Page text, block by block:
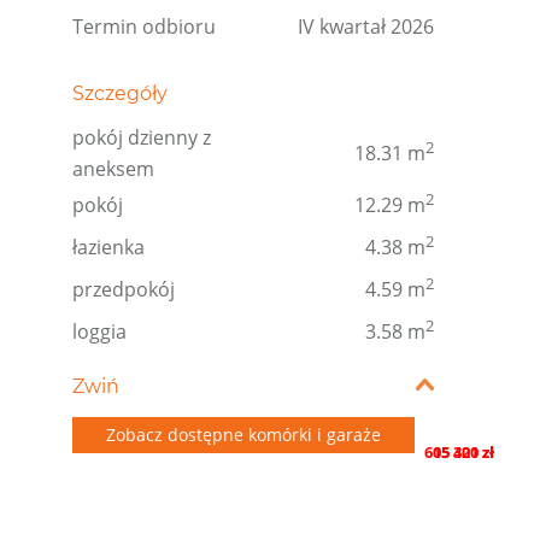
605 421 zł
15 300 zł
Termin odbioru IV kwartał 2026
Szczegóły
pokój dzienny z
aneksem
18.31 m2
pokój 12.29 m2
łazienka 4.38 m2
przedpokój 4.59 m2
loggia 3.58 m2
Zwiń
Zobacz dostępne komórki i garaże